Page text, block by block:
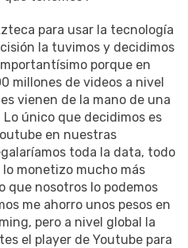
para usar la tecnología
la tuvimos y decidimos
porque en
millones de videos a nivel
vienen de la mano de una
único que decidimos es
en nuestras
toda la data, todo
monetizo mucho más
que nosotros lo podemos
me ahorro unos pesos en
pero a nivel global la
el player de Youtube para